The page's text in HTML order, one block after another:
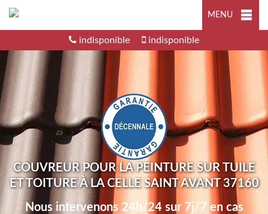
MENU
indisponible indisponible
COUVREUR POUR LA PEINTURE SUR TUILE
ET TOITURE À LA CELLE SAINT AVANT 37160
Nous intervenons 24h/24 sur 7j/7 en cas